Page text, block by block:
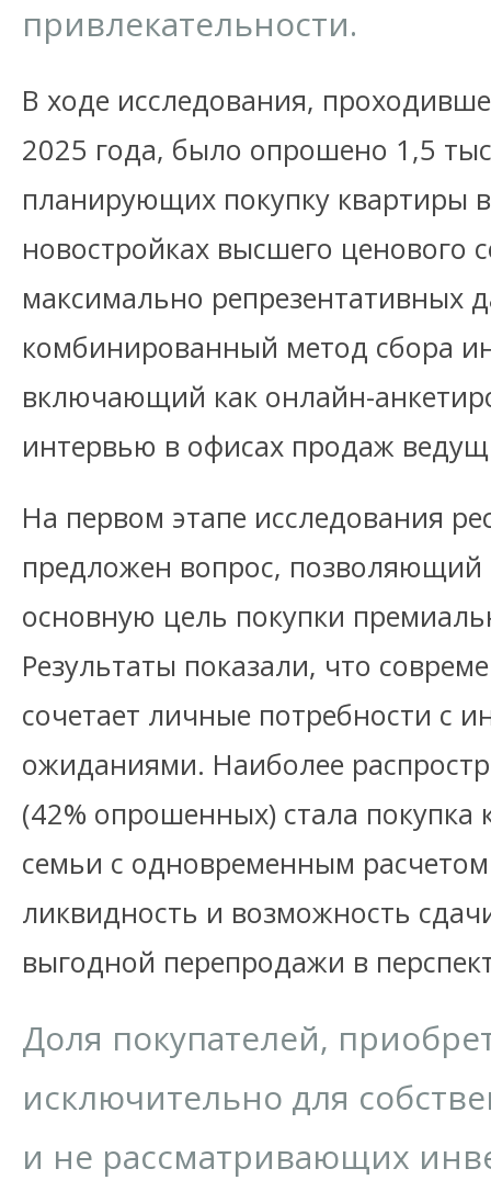
привлекательности.
В ходе исследования,
2025 года, было опрошено 1,5
планирующих покупку квартиры
новостройках высшего ценового
максимально репрезентативных
комбинированный метод сбора
включающий как онлайн-
интервью в офисах продаж
На первом этапе исследования
предложен вопрос, позволяющий
основную цель покупки
Результаты показали, что
сочетает личные потребности с
ожиданиями. Наиболее
(42% опрошенных) стала покупка
семьи с одновременным
ликвидность и возможность
выгодной перепродажи в
Доля покупателей,
исключительно для
и не рассматривающих